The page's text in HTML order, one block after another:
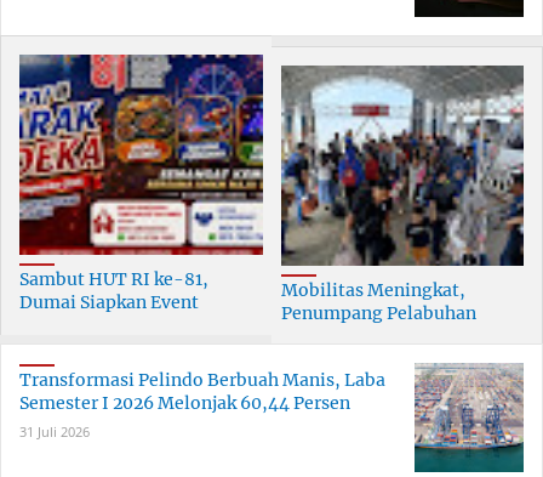
Sambut HUT RI ke-81,
Dumai Siapkan Event
Mobilitas Meningkat,
Penumpang Pelabuhan
Transformasi Pelindo Berbuah Manis, Laba
Semester I 2026 Melonjak 60,44 Persen
31 Juli 2026